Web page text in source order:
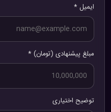
ایمیل *
مبلغ پیشنهادی (تومان) *
توضیح اختیاری